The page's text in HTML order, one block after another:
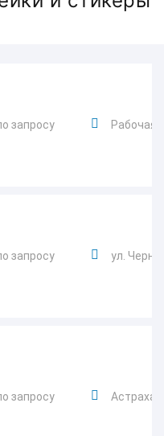
запросу Рабочая
запросу ул.
запросу